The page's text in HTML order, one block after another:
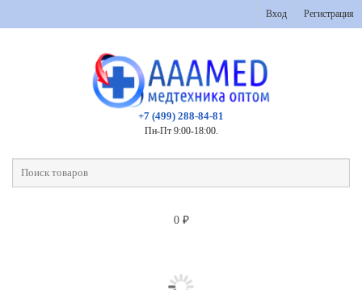
Вход Регистрация
+7 (499) 288-84-81
Пн-Пт 9:00-18:00.
0 ₽